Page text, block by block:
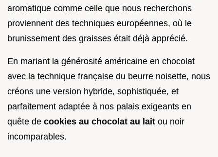
aromatique comme celle que nous recherchons
proviennent des techniques européennes, où le
brunissement des graisses était déjà apprécié.
En mariant la générosité américaine en chocolat
avec la technique française du beurre noisette, nous
créons une version hybride, sophistiquée, et
parfaitement adaptée à nos palais exigeants en
quête de cookies au chocolat au lait ou noir
incomparables.